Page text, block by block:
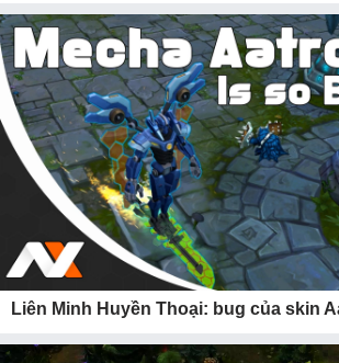
Liên Minh Huyền Thoại: bug của skin